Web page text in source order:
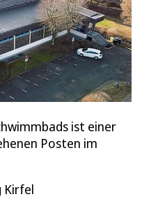
ist einer
Posten im
Kirfel